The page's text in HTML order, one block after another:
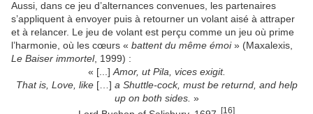
Aussi, dans ce jeu d’alternances convenues, les partenaires
s’appliquent à envoyer puis à retourner un volant aisé à attraper
et à relancer. Le jeu de volant est perçu comme un jeu où prime
l’harmonie, où les cœurs « battent du même émoi» (Maxalexis,
Le Baiser immortel, 1999) :
« [...] Amor, ut Pila, vices exigit.
That is, Love, like […] a Shuttle-cock, must be returnd, and help
up on both sides. »
[16]